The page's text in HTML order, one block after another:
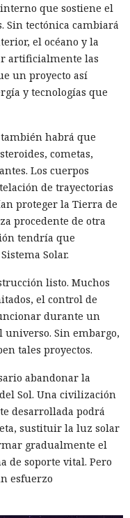
que sostiene el
Sin tectónica cambiará
el océano y la
artificialmente las
un proyecto así
y tecnologías que
habrá que
cometas,
Los cuerpos
de trayectorias
proteger la Tierra de
procedente de otra
tendría que
Solar.
listo. Muchos
el control de
durante un
Sin embargo,
tales proyectos.
abandonar la
Sol. Una civilización
desarrollada podrá
sustituir la luz solar
gradualmente el
de soporte vital. Pero
esfuerzo